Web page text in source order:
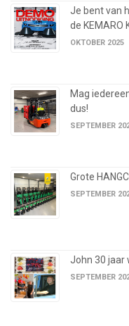
Je bent van
de KEMARO
OKTOBER 2025
Mag
dus!
SEPTEMBER
Grote
SEPTEMBER
John 30 jaar
SEPTEMBER